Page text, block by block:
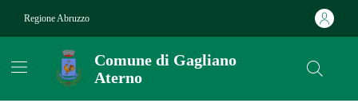
Regione Abruzzo
Comune di Gagliano
Aterno